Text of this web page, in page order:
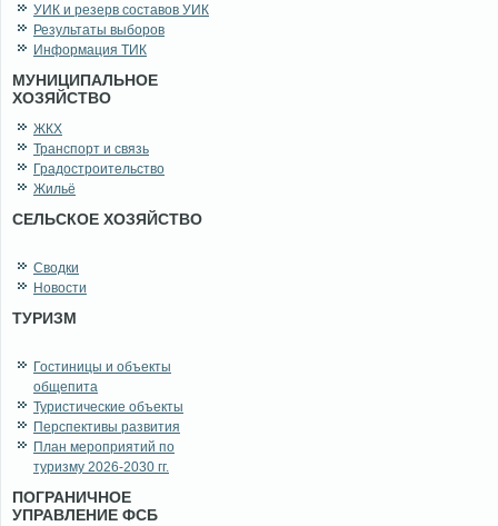
УИК и резерв составов УИК
Результаты выборов
Информация ТИК
МУНИЦИПАЛЬНОЕ
ХОЗЯЙСТВО
ЖКХ
Транспорт и связь
Градостроительство
Жильё
СЕЛЬСКОЕ ХОЗЯЙСТВО
Сводки
Новости
ТУРИЗМ
Гостиницы и объекты
общепита
Туристические объекты
Перспективы развития
План мероприятий по
туризму 2026-2030 гг.
ПОГРАНИЧНОЕ
УПРАВЛЕНИЕ ФСБ